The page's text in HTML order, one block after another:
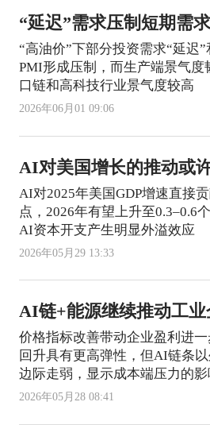
“延迟”需求压制短期需求
“高油价”下部分投资需求“延迟
PMI形成压制，而生产端景气度
口链和高科技行业景气度较高
2026年06月01 09:06
AI对美国增长的推动或
AI对2025年美国GDP增速直接
点，2026年有望上升至0.3–0.6
AI资本开支产生明显外溢效应
2026年05月29 13:33
AI链+能源继续推动工
价格指标改善带动企业盈利进
回升具有更高弹性，但AI链条
边际走弱，显示成本端压力的影
2026年05月28 08:41